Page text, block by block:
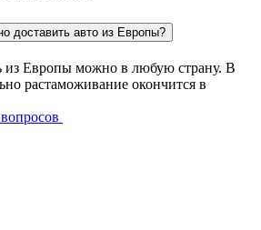
доставить авто из Европы?
из Европы можно в любую страну. В
растаможивание окончится в